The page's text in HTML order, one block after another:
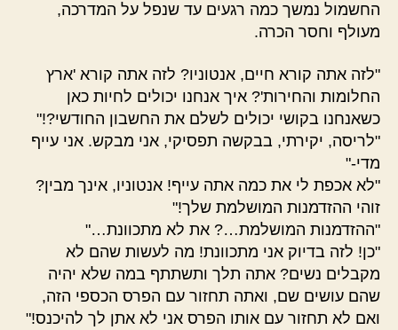
החשמול נמשך כמה רגעים עד שנפל על המדרכה,
מעולף וחסר הכרה.
"לזה אתה קורא חיים, אנטוניו? לזה אתה קורא 'ארץ
החלומות והחירות'? איך אנחנו יכולים לחיות כאן
כשאנחנו בקושי יכולים לשלם את החשבון החודשי?!"
"לריסה, יקירתי, בבקשה תפסיקי, אני מבקש. אני עייף
מדי-"
"לא אכפת לי את כמה אתה עייף! אנטוניו, אינך מבין?
זוהי ההזדמנות המושלמת שלך!"
"ההזדמנות המושלמת…? את לא מתכוונת…"
"כן! לזה בדיוק אני מתכוונת! מה לעשות שהם לא
מקבלים נשים? אתה תלך ותשתתף במה שלא יהיה
שהם עושים שם, ואתה תחזור עם הפרס הכספי הזה,
ואם לא תחזור עם אותו הפרס אני לא אתן לך להיכנס!"